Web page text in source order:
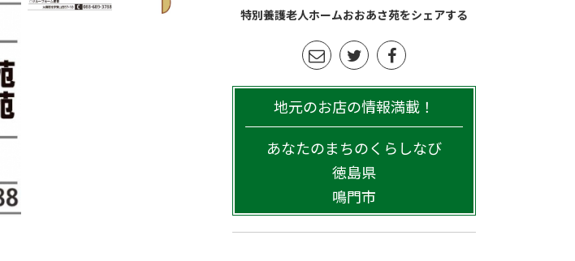
特別養護老人ホームおおあさ苑をシェアする
地元のお店の情報満載！
あなたのまちのくらしなび
徳島県
鳴門市